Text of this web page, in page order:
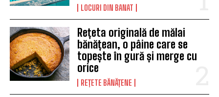
LOCURI DIN BANAT
Rețeta originală de mălai
bănățean, o pâine care se
topește în gură și merge cu
orice
REȚETE BĂNĂȚENE